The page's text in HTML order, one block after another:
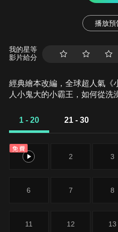
播放預
我的星等
影片給分
經典繪本改編，全球超人氣《
人小鬼大的小霸王，如何從洗
與「不想要」中驚喜成長，是
1 - 20 21 - 30
免費
1 2 3
6 7 8
11 12 13